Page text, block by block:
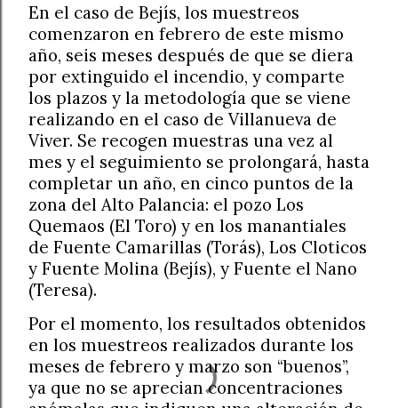
En el caso de Bejís, los muestreos
comenzaron en febrero de este mismo
año, seis meses después de que se diera
por extinguido el incendio, y comparte
los plazos y la metodología que se viene
realizando en el caso de Villanueva de
Viver. Se recogen muestras una vez al
mes y el seguimiento se prolongará, hasta
completar un año, en cinco puntos de la
zona del Alto Palancia: el pozo Los
Quemaos (El Toro) y en los manantiales
de Fuente Camarillas (Torás), Los Cloticos
y Fuente Molina (Bejís), y Fuente el Nano
(Teresa).
Por el momento, los resultados obtenidos
en los muestreos realizados durante los
meses de febrero y marzo son “buenos”,
ya que no se aprecian concentraciones